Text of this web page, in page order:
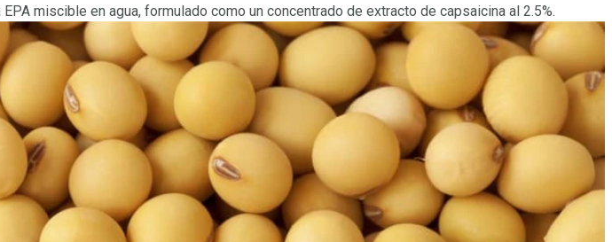
miscible en agua, formulado como un concentrado de extracto de capsaicina al 2.5%.